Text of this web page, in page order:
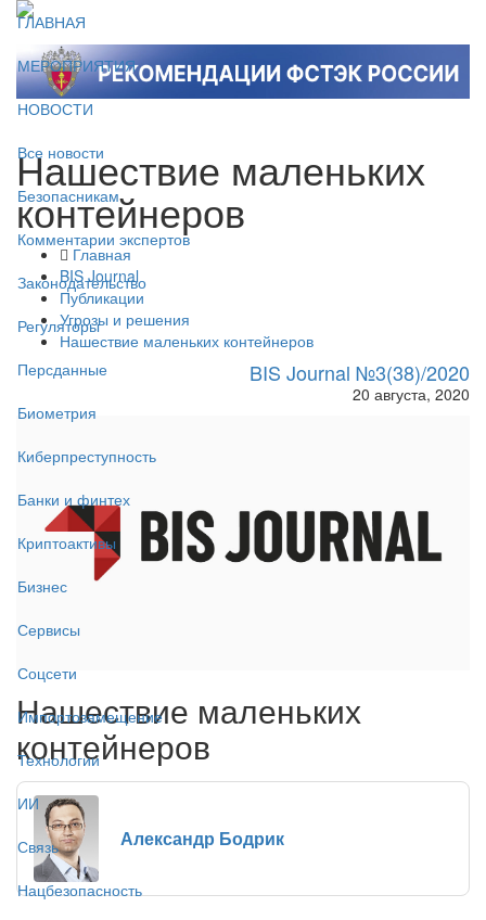
ГЛАВНАЯ
МЕРОПРИЯТИЯ
НОВОСТИ
Все новости
Безопасникам
Комментарии экспертов
Законодательство
Регуляторы
Персданные
Биометрия
Киберпреступность
Банки и финтех
Криптоактивы
Бизнес
Сервисы
Соцсети
Импортозамещение
Технологии
ИИ
Связь
Нацбезопасность
Нашествие маленьких
контейнеров
Главная
BIS Journal
Публикации
Угрозы и решения
Нашествие маленьких контейнеров
BIS Journal №3(38)/2020
20 августа, 2020
Нашествие маленьких
контейнеров
Александр Бодрик